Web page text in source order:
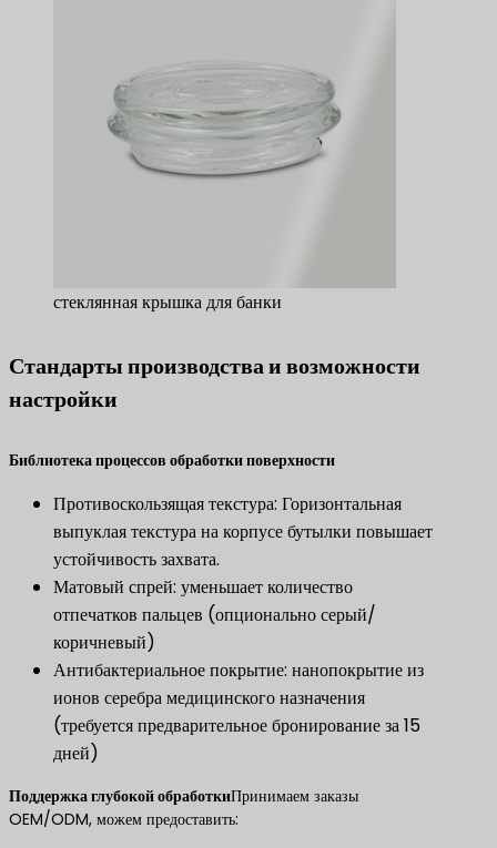
стеклянная крышка для банки
Стандарты производства и возможности
настройки
​Библиотека процессов обработки поверхности​
Противоскользящая текстура: Горизонтальная
выпуклая текстура на корпусе бутылки повышает
устойчивость захвата.
Матовый спрей: уменьшает количество
отпечатков пальцев (опционально серый/
коричневый)
Антибактериальное покрытие: нанопокрытие из
ионов серебра медицинского назначения
(требуется предварительное бронирование за 15
дней)
​Поддержка глубокой обработки​Принимаем заказы
OEM/ODM, можем предоставить: